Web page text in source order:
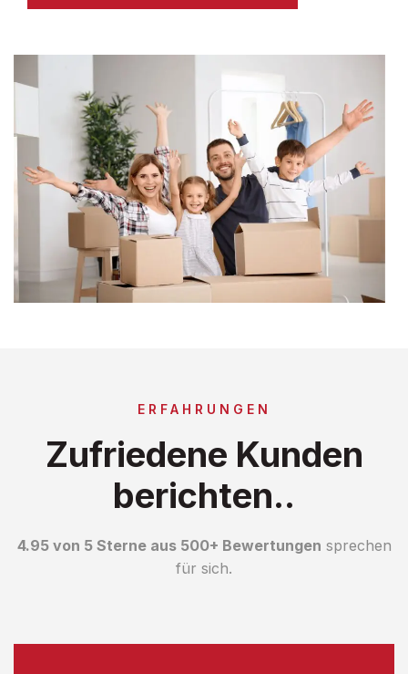
ERFAHRUNGEN
Zufriedene Kunden
berichten..
4.95 von 5 Sterne aus 500+ Bewertungen sprechen
für sich.